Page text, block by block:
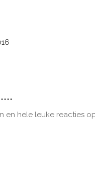
en hele leuke reacties